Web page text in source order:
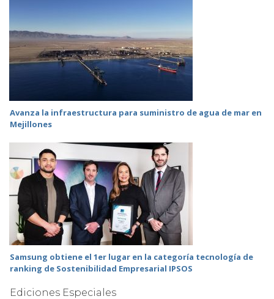
Avanza la infraestructura para suministro de agua de mar en
Mejillones
Samsung obtiene el 1er lugar en la categoría tecnología de
ranking de Sostenibilidad Empresarial IPSOS
Ediciones Especiales